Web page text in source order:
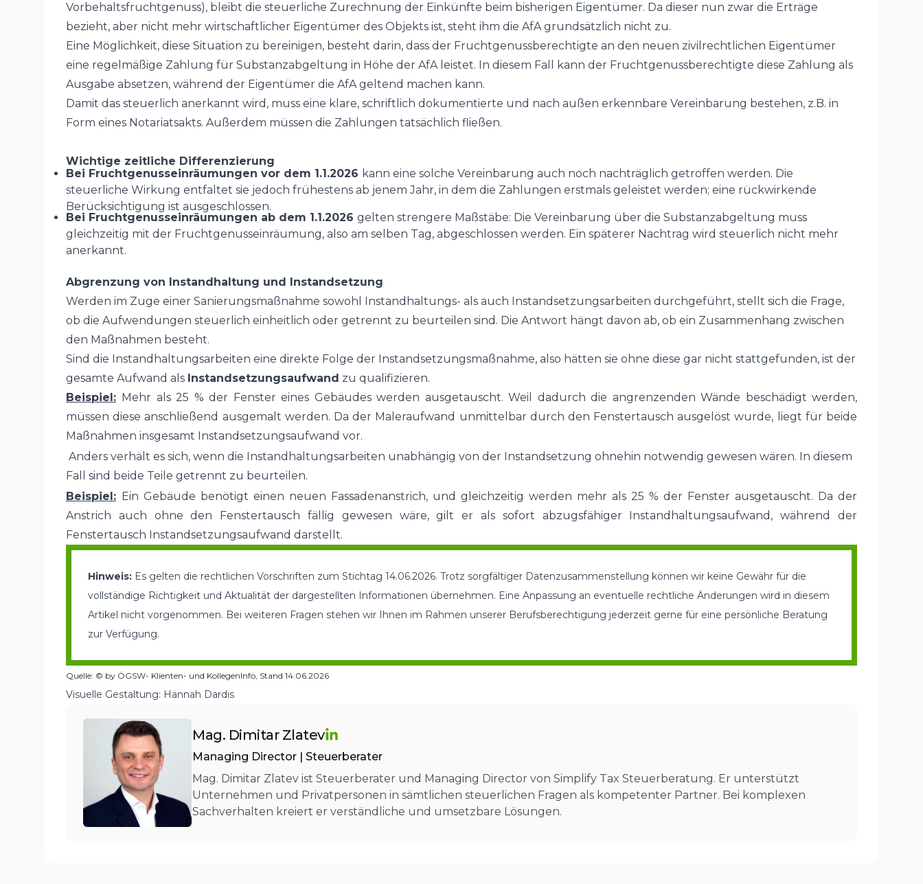
Vorbehaltsfruchtgenuss), bleibt die steuerliche Zurechnung der Einkünfte beim bisherigen Eigentümer. Da dieser nun zwar die Erträge
bezieht, aber nicht mehr wirtschaftlicher Eigentümer des Objekts ist, steht ihm die AfA grundsätzlich nicht zu.
Eine Möglichkeit, diese Situation zu bereinigen, besteht darin, dass der Fruchtgenussberechtigte an den neuen zivilrechtlichen Eigentümer
eine regelmäßige Zahlung für Substanzabgeltung in Höhe der AfA leistet. In diesem Fall kann der Fruchtgenussberechtigte diese Zahlung als
Ausgabe absetzen, während der Eigentümer die AfA geltend machen kann.
Damit das steuerlich anerkannt wird, muss eine klare, schriftlich dokumentierte und nach außen erkennbare Vereinbarung bestehen, z.B. in
Form eines Notariatsakts. Außerdem müssen die Zahlungen tatsächlich fließen.
Wichtige zeitliche Differenzierung
Bei Fruchtgenusseinräumungen vor dem 1.1.2026 kann eine solche Vereinbarung auch noch nachträglich getroffen werden. Die
steuerliche Wirkung entfaltet sie jedoch frühestens ab jenem Jahr, in dem die Zahlungen erstmals geleistet werden; eine rückwirkende
Berücksichtigung ist ausgeschlossen.
Bei Fruchtgenusseinräumungen ab dem 1.1.2026 gelten strengere Maßstäbe: Die Vereinbarung über die Substanzabgeltung muss
gleichzeitig mit der Fruchtgenusseinräumung, also am selben Tag, abgeschlossen werden. Ein späterer Nachtrag wird steuerlich nicht mehr
anerkannt.
Abgrenzung von Instandhaltung und Instandsetzung
Werden im Zuge einer Sanierungsmaßnahme sowohl Instandhaltungs- als auch Instandsetzungsarbeiten durchgeführt, stellt sich die Frage,
ob die Aufwendungen steuerlich einheitlich oder getrennt zu beurteilen sind. Die Antwort hängt davon ab, ob ein Zusammenhang zwischen
den Maßnahmen besteht.
Sind die Instandhaltungsarbeiten eine direkte Folge der Instandsetzungsmaßnahme, also hätten sie ohne diese gar nicht stattgefunden, ist der
gesamte Aufwand als Instandsetzungsaufwand zu qualifizieren.
Beispiel: Mehr als 25 % der Fenster eines Gebäudes werden ausgetauscht. Weil dadurch die angrenzenden Wände beschädigt werden,
müssen diese anschließend ausgemalt werden. Da der Maleraufwand unmittelbar durch den Fenstertausch ausgelöst wurde, liegt für beide
Maßnahmen insgesamt Instandsetzungsaufwand vor.
Anders verhält es sich, wenn die Instandhaltungsarbeiten unabhängig von der Instandsetzung ohnehin notwendig gewesen wären. In diesem
Fall sind beide Teile getrennt zu beurteilen.
Beispiel: Ein Gebäude benötigt einen neuen Fassadenanstrich, und gleichzeitig werden mehr als 25 % der Fenster ausgetauscht. Da der
Anstrich auch ohne den Fenstertausch fällig gewesen wäre, gilt er als sofort abzugsfähiger Instandhaltungsaufwand, während der
Fenstertausch Instandsetzungsaufwand darstellt.
Hinweis: Es gelten die rechtlichen Vorschriften zum Stichtag 14.06.2026. Trotz sorgfältiger Datenzusammenstellung können wir keine Gewähr für die
vollständige Richtigkeit und Aktualität der dargestellten Informationen übernehmen. Eine Anpassung an eventuelle rechtliche Änderungen wird in diesem
Artikel nicht vorgenommen. Bei weiteren Fragen stehen wir Ihnen im Rahmen unserer Berufsberechtigung jederzeit gerne für eine persönliche Beratung
zur Verfügung.
Quelle: © by ÖGSW- Klienten- und KollegenInfo, Stand 14.06.2026
Visuelle Gestaltung: Hannah Dardis
Mag. Dimitar Zlatev
Managing Director | Steuerberater
Mag. Dimitar Zlatev ist Steuerberater und Managing Director von Simplify Tax Steuerberatung. Er unterstützt
Unternehmen und Privatpersonen in sämtlichen steuerlichen Fragen als kompetenter Partner. Bei komplexen
Sachverhalten kreiert er verständliche und umsetzbare Lösungen.